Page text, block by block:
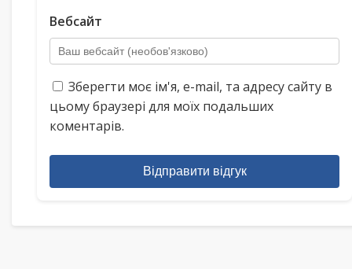
Вебсайт
Зберегти моє ім'я, e-mail, та адресу сайту в
цьому браузері для моїх подальших
коментарів.
Відправити відгук